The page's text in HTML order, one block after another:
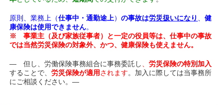
原則、業務上（仕事中・通勤途上）の事故は労災扱いになり 、健
康保険は使用できません。
※ 事業主（及び家族従事者）と一定の役員等は、仕事中の事故
では当然労災保険の対象外、かつ、健康保険も使えません。
― 但し、労働保険事務組合に事務委託し 、労災保険の特別加入
することで、労災保険が適用されます。加入に際しては当事務所
にご相談ください。―